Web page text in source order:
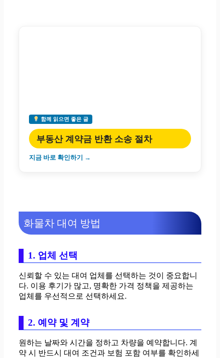
함께 읽으면 좋은 글
부동산 계약금 반환 소송 절차
지금 바로 확인하기 →
화물차 대여 방법
1. 업체 선택
신뢰할 수 있는 대여 업체를 선택하는 것이 중요합니
다. 이용 후기가 많고, 명확한 가격 정책을 제공하는
업체를 우선적으로 선택하세요.
2. 예약 및 계약
원하는 날짜와 시간을 정하고 차량을 예약합니다. 계
약 시 반드시 대여 조건과 보험 포함 여부를 확인하세